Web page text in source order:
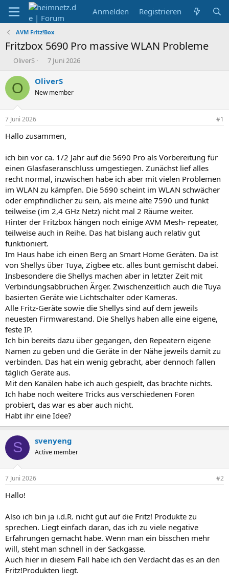
Anmelden Registrieren
AVM Fritz!Box
Fritzbox 5690 Pro massive WLAN Probleme
E
s
t
e
r
OliverS
E
s
e
t
a
7 Juni 2026
O OliverS
New member
7 Juni 2026 #1
Hallo zusammen,
ich bin vor ca. 1/2 Jahr auf die 5690 Pro als Vorbereitung für
einen Glasfaseranschluss umgestiegen. Zunächst lief alles
recht normal, inzwischen habe ich aber mit vielen Problemen
im WLAN zu kämpfen. Die 5690 scheint im WLAN schwächer
oder empfindlicher zu sein, als meine alte 7590 und funkt
teilweise (im 2,4 GHz Netz) nicht mal 2 Räume weiter.
Hinter der Fritzbox hängen noch einige AVM Mesh- repeater,
teilweise auch in Reihe. Das hat bislang auch relativ gut
funktioniert.
Im Haus habe ich einen Berg an Smart Home Geräten. Da ist
von Shellys über Tuya, Zigbee etc. alles bunt gemischt dabei.
Insbesondere die Shellys machen aber in letzter Zeit mit
Verbindungsabbrüchen Ärger. Zwischenzeitlich auch die Tuya
basierten Geräte wie Lichtschalter oder Kameras.
Alle Fritz-Geräte sowie die Shellys sind auf dem jeweils
neuesten Firmwarestand. Die Shellys haben alle eine eigene,
feste IP.
Ich bin bereits dazu über gegangen, den Repeatern eigene
Namen zu geben und die Geräte in der Nähe jeweils damit zu
verbinden. Das hat ein wenig gebracht, aber dennoch fallen
täglich Geräte aus.
Mit den Kanälen habe ich auch gespielt, das brachte nichts.
Ich habe noch weitere Tricks aus verschiedenen Foren
probiert, das war es aber auch nicht.
Habt ihr eine Idee?
S svenyeng
Active member
7 Juni 2026 #2
Hallo!
Also ich bin ja i.d.R. nicht gut auf die Fritz! Produkte zu
sprechen. Liegt einfach daran, das ich zu viele negative
Erfahrungen gemacht habe. Wenn man ein bisschen mehr
will, steht man schnell in der Sackgasse.
Auch hier in diesem Fall habe ich den Verdacht das es an den
Fritz!Produkten liegt.